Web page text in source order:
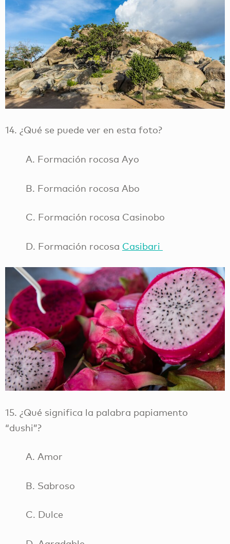
14. ¿Qué se puede ver en esta foto?
A. Formación rocosa Ayo
B. Formación rocosa Abo
C. Formación rocosa Casinobo
D. Formación rocosa Casibari
15. ¿Qué significa la palabra papiamento
“dushi”?
A. Amor
B. Sabroso
C. Dulce